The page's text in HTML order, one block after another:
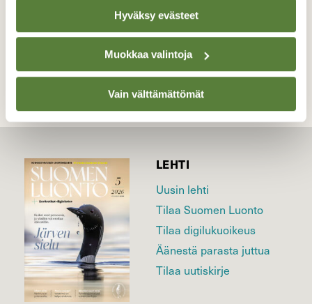
Hyväksy evästeet
Muokkaa valintoja
Vain välttämättömät
TAKAISIN LISTAAN
LEHTI
Uusin lehti
Tilaa Suomen Luonto
Tilaa digilukuoikeus
Äänestä parasta juttua
Tilaa uutiskirje